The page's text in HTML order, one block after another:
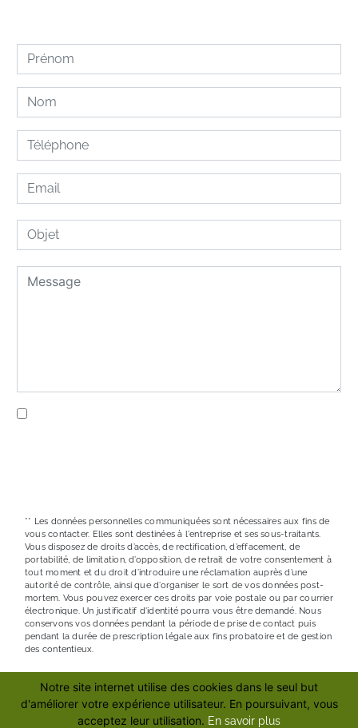
** Les données personnelles communiquées sont nécessaires aux fins de
vous contacter. Elles sont destinées à l'entreprise et ses sous-traitants.
Vous disposez de droits d’accès, de rectification, d’effacement, de
portabilité, de limitation, d’opposition, de retrait de votre consentement à
tout moment et du droit d’introduire une réclamation auprès d’une
autorité de contrôle, ainsi que d’organiser le sort de vos données post-
mortem. Vous pouvez exercer ces droits par voie postale ou par courrier
électronique. Un justificatif d'identité pourra vous être demandé. Nous
conservons vos données pendant la période de prise de contact puis
pendant la durée de prescription légale aux fins probatoire et de gestion
des contentieux.
RECHERCHES FRÉQUENTES
Notre site internet utilise des cookies dans le seul but
d'améliorer votre expérience utilisateur. En poursuivant, vous
acceptez leur utilisation. En savoir plus